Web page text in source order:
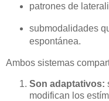
patrones de
submodalidades
espontánea.
Ambos sistemas
Son adaptativos:
modifican los